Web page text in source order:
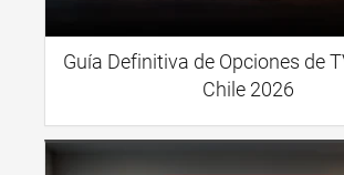
Guía Definitiva de Opciones de
Chile 2026